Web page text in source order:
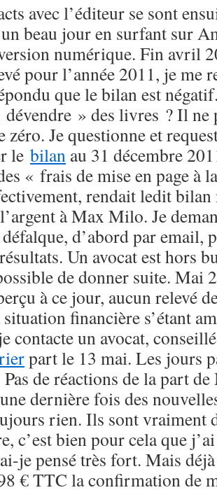
avec l’éditeur se sont
beau jour en surfant sur
numérique. Fin avril
pour l’année 2011, je me
que le bilan est
» des livres ? Il ne
zéro. Je questionne et
le bilan au 31 décembre
« frais de mise en page à
rendait ledit
à Max Milo. Je
défalque, d’abord par email,
Un avocat est hors
de donner suite. Mai
à ce jour, aucun relevé
financière s’étant
contacte un avocat,
part le 13 mai. Les jours
Pas de réactions de la part
dernière fois des
rien. Ils sont vraiment
c’est bien pour cela que
je pensé très fort. Mais
€ TTC la confirmation de